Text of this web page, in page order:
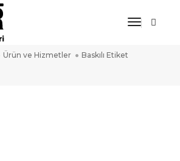
Toggle
Baskılı Etiket
Ürün ve Hizmetler Baskılı Etiket